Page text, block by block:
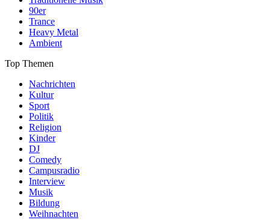
90er
Trance
Heavy Metal
Ambient
Top Themen
Nachrichten
Kultur
Sport
Politik
Religion
Kinder
DJ
Comedy
Campusradio
Interview
Musik
Bildung
Weihnachten